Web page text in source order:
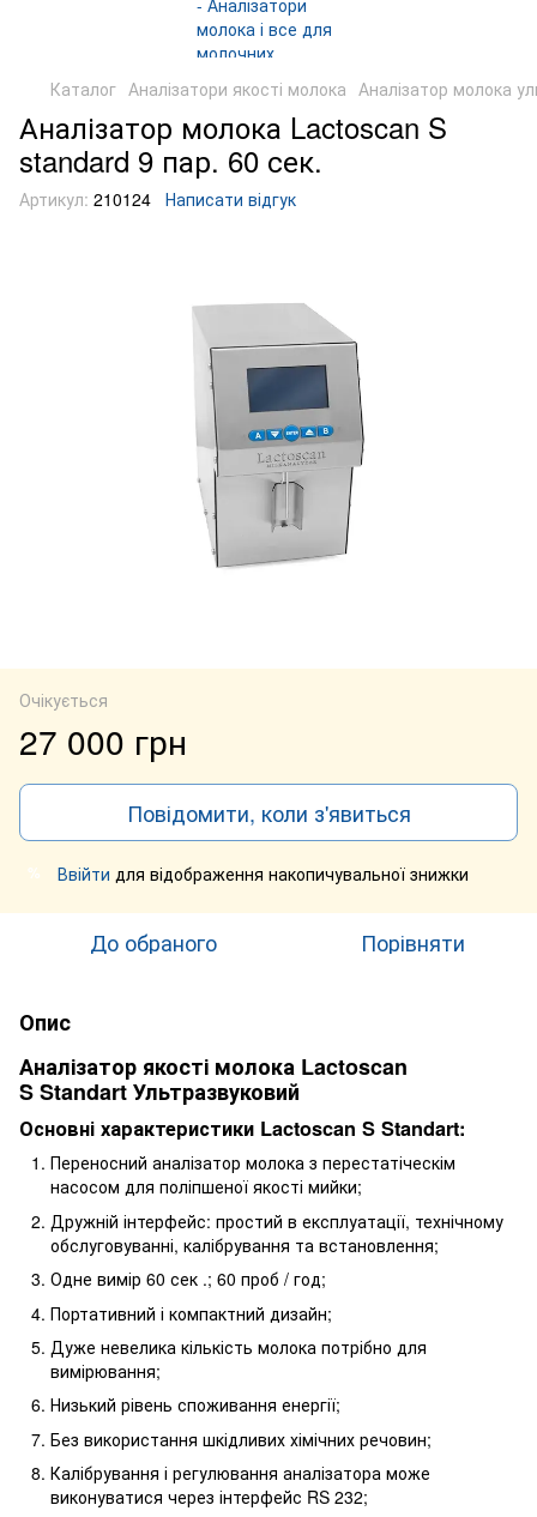
Каталог Аналізатори якості молока Аналізатор молока
Аналізатор молока Lactoscan S
standard 9 пар. 60 сек.
Артикул: 210124 Написати відгук
Очікується
27 000 грн
Повідомити, коли з'явиться
% Ввійти для відображення накопичувальної знижки
До обраного Порівняти
Опис
Аналізатор якості молока Lactoscan
S Standart Ультразвуковий
Основні характеристики Lactoscan S Standart:
Переносний аналізатор молока з перестатіческім
насосом для поліпшеної якості мийки;
Дружній інтерфейс: простий в експлуатації, технічному
обслуговуванні, калібрування та встановлення;
Одне вимір 60 сек .; 60 проб / год;
Портативний і компактний дизайн;
Дуже невелика кількість молока потрібно для
вимірювання;
Низький рівень споживання енергії;
Без використання шкідливих хімічних речовин;
Калібрування і регулювання аналізатора може
виконуватися через інтерфейс RS 232;